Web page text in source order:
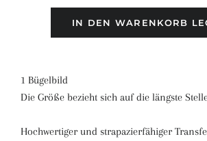
IN DEN WARENKORB
1 Bügelbild
Die Größe bezieht sich auf die längste
Hochwertiger und strapazierfähiger